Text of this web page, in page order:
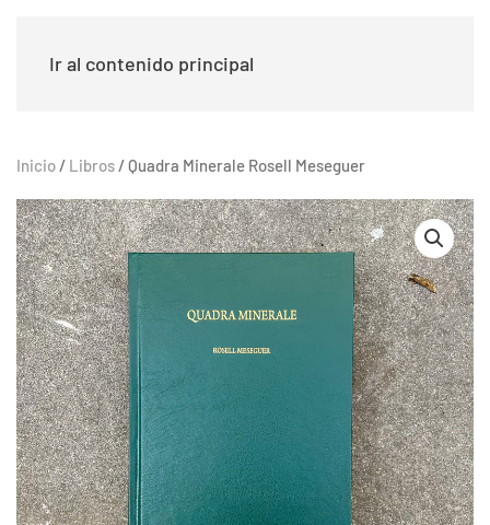
Ir al contenido principal
Inicio / Libros / Quadra Minerale Rosell Meseguer